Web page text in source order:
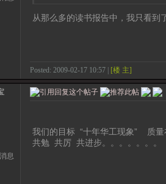
从那么多的读书报告中，我只看到
Posted: 2009-02-17 10:57 | [楼 主]
我们的目标 “十年华工现象” 质
共勉 共厉 共进步。。。。。。。